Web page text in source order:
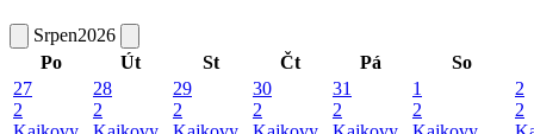
Srpen2026
Po
Út St Čt Pá
So
27
2
28
2
29
2
30
2
31
2
1
2
2
2